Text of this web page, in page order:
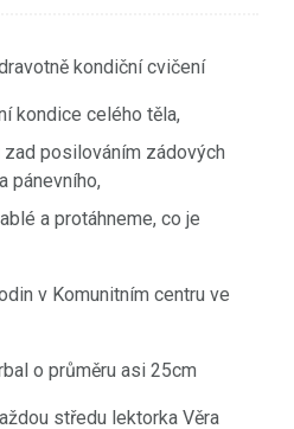
kondiční cvičení
kondice celého těla,
posilováním zádových
pánevního,
a protáhneme, co je
v Komunitním centru ve
o průměru asi 25cm
středu lektorka Věra